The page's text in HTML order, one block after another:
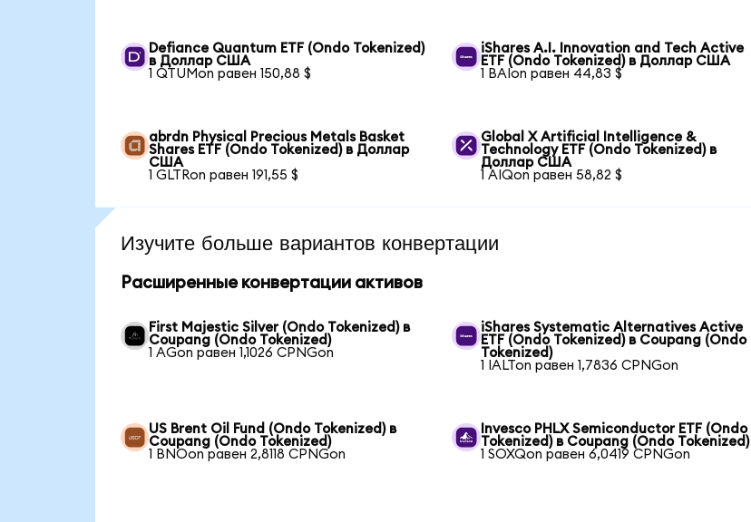
Defiance Quantum ETF (Ondo Tokenized)
в Доллар США
1 QTUMon равен 150,88 $
iShares A.I. Innovation and Tech Active
ETF (Ondo Tokenized) в Доллар США
1 BAIon равен 44,83 $
abrdn Physical Precious Metals Basket
Shares ETF (Ondo Tokenized) в Доллар
США
1 GLTRon равен 191,55 $
Global X Artificial Intelligence &
Technology ETF (Ondo Tokenized) в
Доллар США
1 AIQon равен 58,82 $
Изучите больше вариантов конвертации
Расширенные конвертации активов
First Majestic Silver (Ondo Tokenized) в
Coupang (Ondo Tokenized)
1 AGon равен 1,1026 CPNGon
iShares Systematic Alternatives Active
ETF (Ondo Tokenized) в Coupang (Ondo
Tokenized)
1 IALTon равен 1,7836 CPNGon
US Brent Oil Fund (Ondo Tokenized) в
Coupang (Ondo Tokenized)
1 BNOon равен 2,8118 CPNGon
Invesco PHLX Semiconductor ETF (Ondo
Tokenized) в Coupang (Ondo Tokenized)
1 SOXQon равен 6,0419 CPNGon